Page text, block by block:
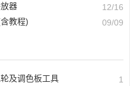
器
12/16
教程) 09/09
及调色板工具 1